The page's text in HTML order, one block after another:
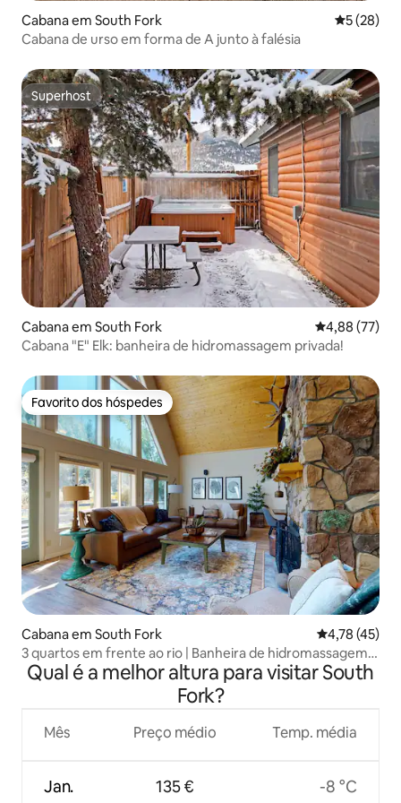
Cabana em South Fork
5 (28)
Cabana de urso em forma de A junto à falésia
Superhost
Superhost
Cabana em South Fork Classificação
4,88 (77)
Cabana "E" Elk: banheira de hidromassagem privada!
Favorito dos hóspedes
Favorito dos hóspedes
Cabana em South Fork Classificação
4,78 (45)
3 quartos em frente ao rio | Banheira de hidromassagem |
Lareira | Deck
Qual é a melhor altura para visitar South
Fork?
Mês
Jan.
Preço médio
135 €
Temp. média
-8 °C